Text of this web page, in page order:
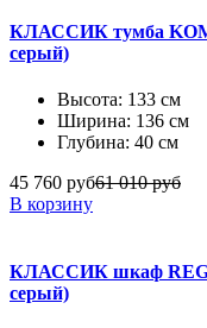
КЛАССИК тумба
серый)
Высота: 133 см
Ширина: 136 см
Глубина: 40 см
45 760 руб61 010 руб
В корзину
КЛАССИК шкаф
серый)